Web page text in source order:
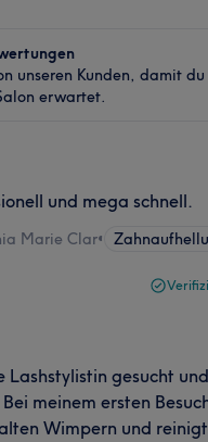
unseren Kunden, damit
erwartet.
und mega schnell.
Marie Clar•
Lashstylistin gesucht
meinem ersten
Wimpern und